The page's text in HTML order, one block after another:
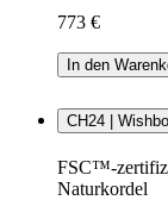
773 €
In den
CH24 |
FSC™-
Naturkordel